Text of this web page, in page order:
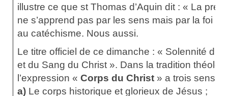
illustre ce que st Thomas d’Aquin dit : « La
ne s’apprend pas par les sens mais par la foi ».
au catéchisme. Nous aussi.
Le titre officiel de ce dimanche : « Solennité du
et du Sang du Christ ». Dans la tradition
l’expression « Corps du Christ » a trois sens
a) Le corps historique et glorieux de Jésus ;